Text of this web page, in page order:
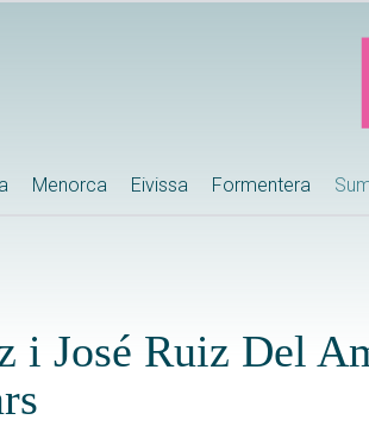
Menorca Eivissa Formentera
i José Ruiz Del